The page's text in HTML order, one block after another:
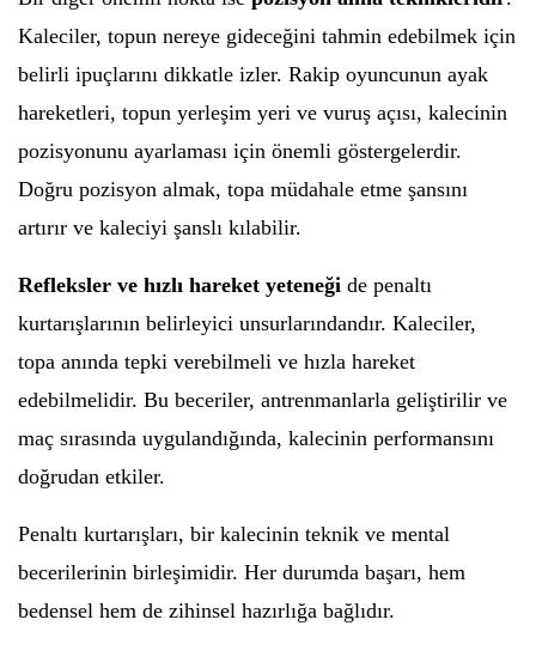
Kaleciler, topun nereye gideceğini tahmin edebilmek için
belirli ipuçlarını dikkatle izler. Rakip oyuncunun ayak
hareketleri, topun yerleşim yeri ve vuruş açısı, kalecinin
pozisyonunu ayarlaması için önemli göstergelerdir.
Doğru pozisyon almak, topa müdahale etme şansını
artırır ve kaleciyi şanslı kılabilir.
Refleksler ve hızlı hareket yeteneği de penaltı
kurtarışlarının belirleyici unsurlarındandır. Kaleciler,
topa anında tepki verebilmeli ve hızla hareket
edebilmelidir. Bu beceriler, antrenmanlarla geliştirilir ve
maç sırasında uygulandığında, kalecinin performansını
doğrudan etkiler.
Penaltı kurtarışları, bir kalecinin teknik ve mental
becerilerinin birleşimidir. Her durumda başarı, hem
bedensel hem de zihinsel hazırlığa bağlıdır.